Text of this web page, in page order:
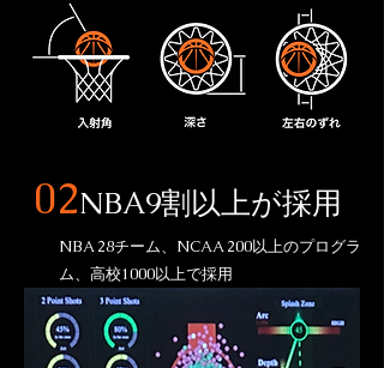
02NBA9割以上が採用
NBA 28チーム、NCAA 200以上のプログラ
ム、高校1000以上で採用